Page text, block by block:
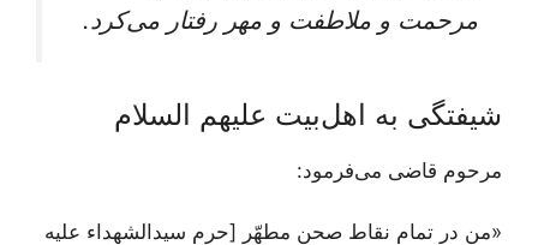
مرحمت و ملاطفت و مهر رفتار می‌کرد.
شیفتگی به اهل‌بیت علیهم السلام
مرحوم قاضی می‌فرمود:
«من در تمام نقاط صحن مطهّر [حرم سیدالشهداء علیه